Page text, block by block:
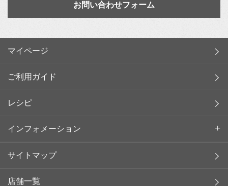
お問い合わせフォーム
マイページ
ご利用ガイド
レシピ
インフォメーション
サイトマップ
店舗一覧